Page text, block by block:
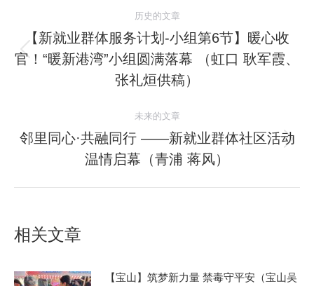
章
导
历史的文章
历
史
文
章：
【新就业群体服务计划-小组第6节】暖心收
官！“暖新港湾”小组圆满落幕 （虹口 耿军霞、
张礼烜供稿）
未来的文章
来
的
邻里同心·共融同行 ——新就业群体社区活动
温情启幕（青浦 蒋风）
相关文章
【宝山】筑梦新力量 禁毒守平安（宝山吴